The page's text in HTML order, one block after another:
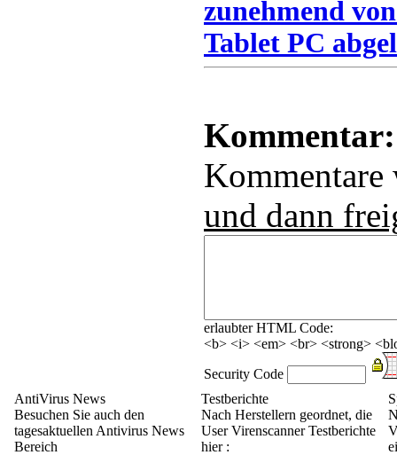
zunehmend
Tablet PC
Kommentar:
und dann
erlaubter HTML Code:
<b> <i> <em> <br> <strong>
Security Code
AntiVirus News
Besuchen Sie auch den
tagesaktuellen Antivirus News
Bereich
Testberichte
Nach Herstellern geordnet, die
User Virenscanner Testberichte
hier :